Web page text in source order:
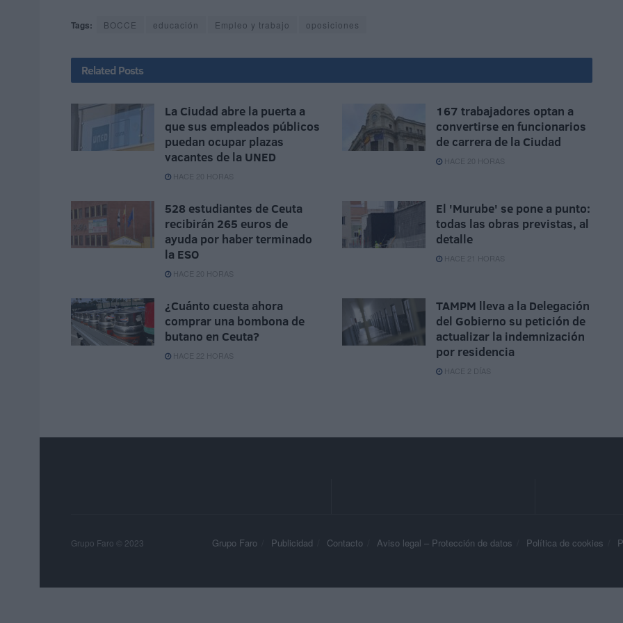
Tags: BOCCE educación Empleo y trabajo oposiciones
Related Posts
La Ciudad abre la puerta a
que sus empleados públicos
puedan ocupar plazas
vacantes de la UNED
HACE 20 HORAS
167 trabajadores optan a
convertirse en funcionarios
de carrera de la Ciudad
HACE 20 HORAS
528 estudiantes de Ceuta
recibirán 265 euros de
ayuda por haber terminado
la ESO
HACE 20 HORAS
El 'Murube' se pone a punto:
todas las obras previstas, al
detalle
HACE 21 HORAS
¿Cuánto cuesta ahora
comprar una bombona de
butano en Ceuta?
HACE 22 HORAS
TAMPM lleva a la Delegación
del Gobierno su petición de
actualizar la indemnización
por residencia
HACE 2 DÍAS
Grupo Faro Publicidad Contacto Aviso legal – Protección de datos Política de cookies
Grupo Faro © 2023